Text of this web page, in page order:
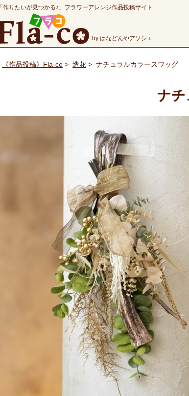
「作りたいが見つかる♪」フラワーアレンジ作品投稿サイト
by はなどんやアソシエ
《作品投稿》Fla-co > 造花 > ナチュラルカラースワッグ
ナ